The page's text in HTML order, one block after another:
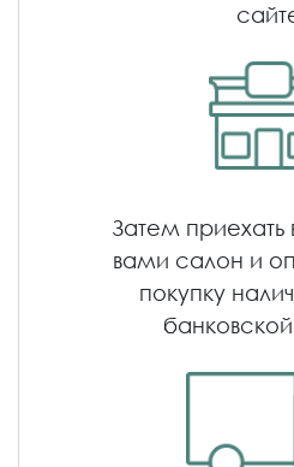
Затем приехать
вами салон и
покупку